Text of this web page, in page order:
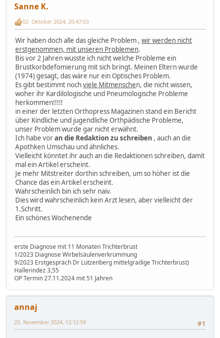
Sanne K.
02. Oktober 2024, 20:47:03
Wir haben doch alle das gleiche Problem , wir werden nicht
erstgenommen, mit unseren Problemen.
Bis vor 2 Jahren wusste ich nicht welche Probleme ein
Brustkorbdefomierung mit sich bringt. Meinen Eltern wurde
(1974) gesagt, das wäre nur ein Optisches Problem.
Es gibt bestimmt nochviele Mitmenschen, die nicht wissen,
woher ihr Kardilologische und Pneumologische Probleme
herkommen!!!!!
in einer der letzten Orthopress Magazinen stand ein Bericht
über Kindliche und jugendliche Orthpädische Probleme,
unser Problem wurde gar nicht erwähnt.
Ich habe voran die Redaktion zu schreiben , auch an die
Apothken Umschau und ähnliches.
Vielleicht könntet ihr auch an die Redaktionen schreiben, damit
mal ein Artikel erscheint.
Je mehr Mitstreiter dorthin schreiben, um so höher ist die
Chance das ein Artikel erscheint.
Wahrscheinlich bin ich sehr naiv.
Dies wird wahrscheinlich kein Arzt lesen, aber vielleicht der
1.Schritt.
Ein schönes Wochenende
erste Diagnose mit 11 Monaten Trichterbrust
1/2023 Diagnose Wirbelsäulenverkrümmung
9/2023 Erstgespräch Dr Lützenberg mittelgradige Trichterbrust)
Hallerindez 3,55
OP Termin 27.11.2024 mit 51 Jahren
annaj
#1
25. November 2024, 12:12:59